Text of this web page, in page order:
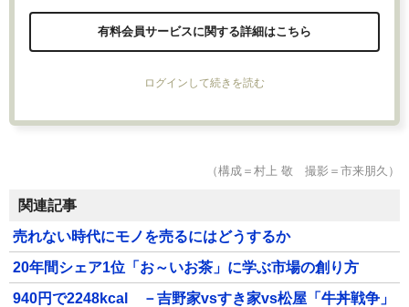
有料会員サービスに関する詳細はこちら
ログインして続きを読む
（構成＝村上 敬 撮影＝市来朋久）
関連記事
売れない時代にモノを売るにはどうするか
20年間シェア1位「お～いお茶」に学ぶ市場の創り方
940円で2248kcal －吉野家vsすき家vs松屋「牛丼戦争」